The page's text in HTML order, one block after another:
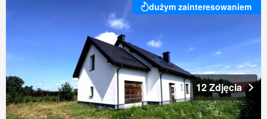
dużym zainteresowaniem
12 Zdjęcia